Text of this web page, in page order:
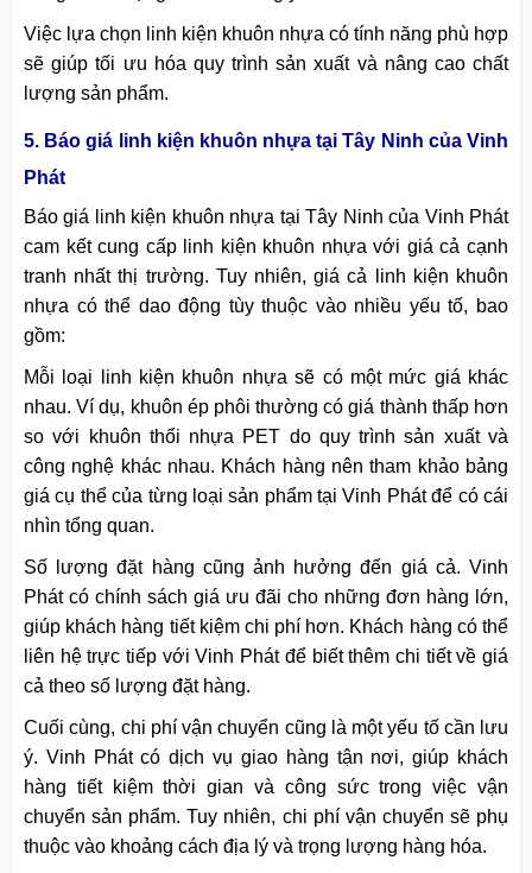
Việc lựa chọn linh kiện khuôn nhựa có tính năng phù hợp
sẽ giúp tối ưu hóa quy trình sản xuất và nâng cao chất
lượng sản phẩm.
5. Báo giá linh kiện khuôn nhựa tại Tây Ninh của Vinh
Phát
Báo giá linh kiện khuôn nhựa tại Tây Ninh của Vinh Phát
cam kết cung cấp linh kiện khuôn nhựa với giá cả cạnh
tranh nhất thị trường. Tuy nhiên, giá cả linh kiện khuôn
nhựa có thể dao động tùy thuộc vào nhiều yếu tố, bao
gồm:
Mỗi loại linh kiện khuôn nhựa sẽ có một mức giá khác
nhau. Ví dụ, khuôn ép phôi thường có giá thành thấp hơn
so với khuôn thổi nhựa PET do quy trình sản xuất và
công nghệ khác nhau. Khách hàng nên tham khảo bảng
giá cụ thể của từng loại sản phẩm tại Vinh Phát để có cái
nhìn tổng quan.
Số lượng đặt hàng cũng ảnh hưởng đến giá cả. Vinh
Phát có chính sách giá ưu đãi cho những đơn hàng lớn,
giúp khách hàng tiết kiệm chi phí hơn. Khách hàng có thể
liên hệ trực tiếp với Vinh Phát để biết thêm chi tiết về giá
cả theo số lượng đặt hàng.
Cuối cùng, chi phí vận chuyển cũng là một yếu tố cần lưu
ý. Vinh Phát có dịch vụ giao hàng tận nơi, giúp khách
hàng tiết kiệm thời gian và công sức trong việc vận
chuyển sản phẩm. Tuy nhiên, chi phí vận chuyển sẽ phụ
thuộc vào khoảng cách địa lý và trọng lượng hàng hóa.